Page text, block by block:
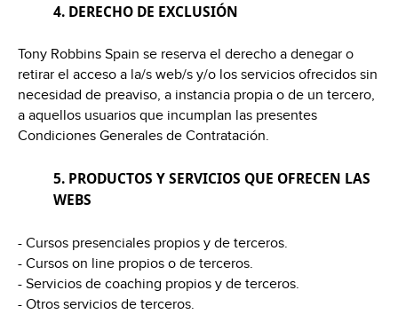
4. DERECHO DE EXCLUSIÓN
Tony Robbins Spain se reserva el derecho a denegar o
retirar el acceso a la/s web/s y/o los servicios ofrecidos sin
necesidad de preaviso, a instancia propia o de un tercero,
a aquellos usuarios que incumplan las presentes
Condiciones Generales de Contratación.
5. PRODUCTOS Y SERVICIOS QUE OFRECEN LAS
WEBS
- Cursos presenciales propios y de terceros.
- Cursos on line propios o de terceros.
- Servicios de coaching propios y de terceros.
- Otros servicios de terceros.